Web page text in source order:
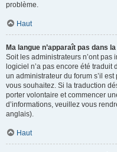
problème.
Haut
Ma langue n’apparaît pas dans
Soit les administrateurs n’ont pas
logiciel n’a pas encore été
un administrateur du forum s’il
vous souhaitez. Si la traduction
porter volontaire et commencer
d’informations, veuillez vous
anglais).
Haut